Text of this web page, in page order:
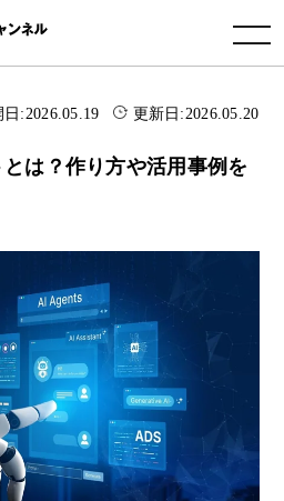
toggle navigation
日:2026.05.19 更新日:2026.05.20
は？作り方や活用事例を